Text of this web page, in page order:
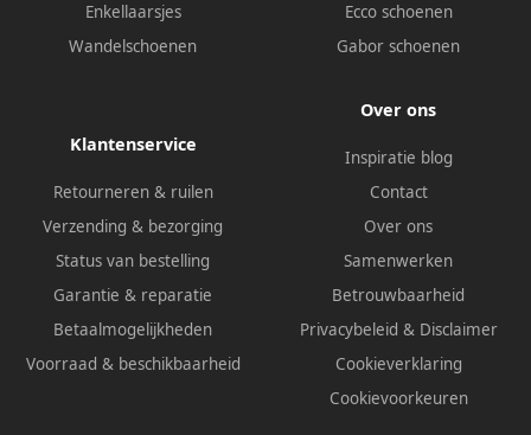
Enkellaarsjes
Wandelschoenen
Ecco schoenen
Gabor schoenen
Klantenservice
Retourneren & ruilen
Verzending & bezorging
Status van bestelling
Garantie & reparatie
Betaalmogelijkheden
Voorraad & beschikbaarheid
Over ons
Inspiratie blog
Contact
Over ons
Samenwerken
Betrouwbaarheid
Privacybeleid & Disclaimer
Cookieverklaring
Cookievoorkeuren